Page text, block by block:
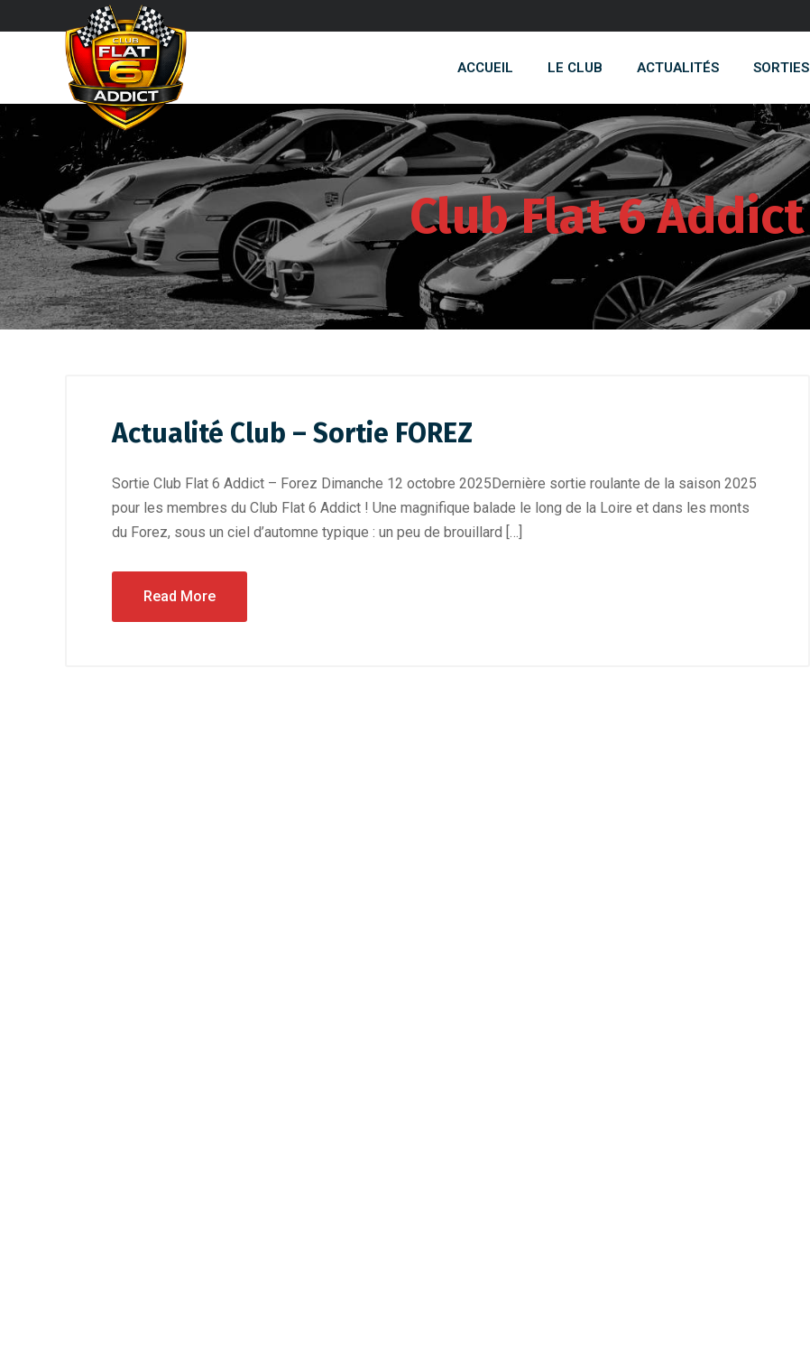
ACCUEIL LE CLUB ACTUALITÉS SORTIES
Club Flat 6 Addict
Actualité Club – Sortie FOREZ
Sortie Club Flat 6 Addict – Forez Dimanche 12 octobre 2025Dernière sortie roulante de la saison 2025
pour les membres du Club Flat 6 Addict ! Une magnifique balade le long de la Loire et dans les monts
du Forez, sous un ciel d’automne typique : un peu de brouillard […]
Read More